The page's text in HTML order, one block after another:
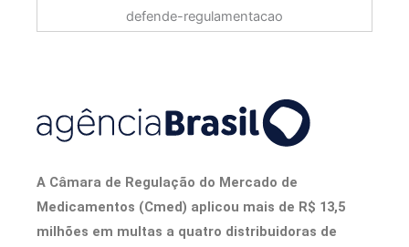
A Câmara de Regulação do Mercado de
Medicamentos (Cmed) aplicou mais de R$ 13,5
milhões em multas a quatro distribuidoras de